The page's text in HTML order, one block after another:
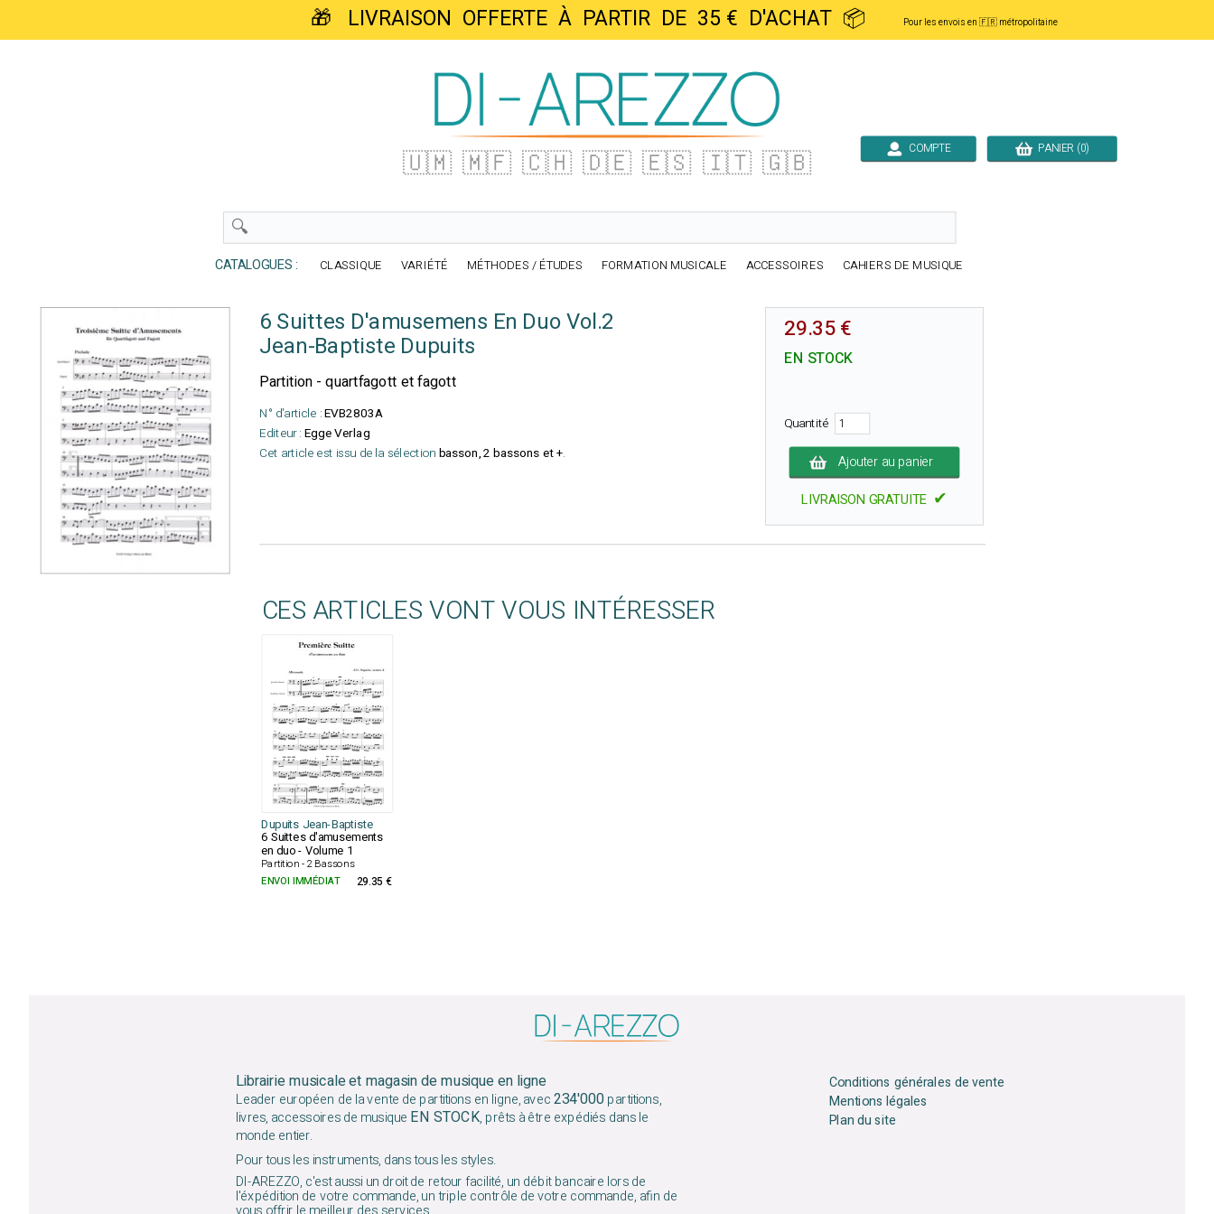
🎁 LIVRAISON OFFERTE À PARTIR DE 35 € D'ACHAT 📦 Pour les envois en 🇫🇷 métropolitaine
🇺🇲 🇲🇫 🇨🇭 🇩🇪 🇪🇸 🇮🇹 🇬🇧 COMPTE PANIER (0)
CATALOGUES : CLASSIQUE VARIÉTÉ MÉTHODES / ÉTUDES FORMATION MUSICALE ACCESSOIRES CAHIERS DE MUSIQUE
6 Suittes D'amusemens En Duo Vol.2
Jean-Baptiste Dupuits
Partition - quartfagott et fagott
N° d'article :EVB2803A
Editeur : Egge Verlag
Cet article est issu de la sélection basson, 2 bassons et +.
29.35 €
EN STOCK
Quantité
Ajouter au panier
LIVRAISON GRATUITE ✔
CES ARTICLES VONT VOUS INTÉRESSER
Dupuits Jean-Baptiste
6 Suittes d'amusements
en duo - Volume 1
Partition - 2 Bassons
ENVOI IMMÉDIAT
29.35 €
Librairie musicale et magasin de musique en ligne
Leader européen de la vente de partitions en ligne, avec234'000partitions,
livres, accessoires de musique EN STOCK, prêts à être expédiés dans le
monde entier.
Pour tous les instruments, dans tous les styles.
DI-AREZZO, c'est aussi un droit de retour facilité, un débit bancaire lors de
l'éxpédition de votre commande, un triple contrôle de votre commande, afin de
Conditions générales de vente
Mentions légales
Plan du site